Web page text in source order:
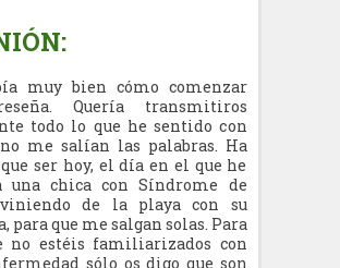
muy bien cómo comenzar
Quería transmitiros
todo lo que he sentido con
me salían las palabras. Ha
ser hoy, el día en el que he
una chica con Síndrome de
de la playa con su
para que me salgan solas. Para
no estéis familiarizados con
sólo os digo que son